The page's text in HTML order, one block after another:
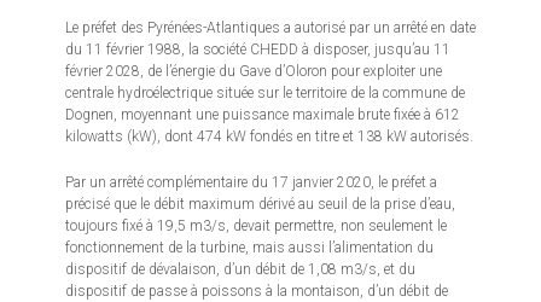
Le préfet des Pyrénées-Atlantiques a autorisé par un arrêté en date
du 11 février 1988, la société CHEDD à disposer, jusqu’au 11
février 2028, de l’énergie du Gave d’Oloron pour exploiter une
centrale hydroélectrique située sur le territoire de la commune de
Dognen, moyennant une puissance maximale brute fixée à 612
kilowatts (kW), dont 474 kW fondés en titre et 138 kW autorisés.
Par un arrêté complémentaire du 17 janvier 2020, le préfet a
précisé que le débit maximum dérivé au seuil de la prise d’eau,
toujours fixé à 19,5 m3/s, devait permettre, non seulement le
fonctionnement de la turbine, mais aussi l’alimentation du
dispositif de dévalaison, d’un débit de 1,08 m3/s, et du
dispositif de passe à poissons à la montaison, d’un débit de